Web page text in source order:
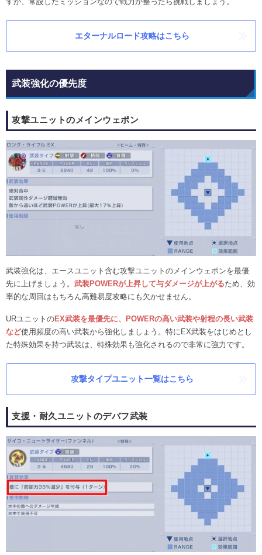
エターナルロード攻略はこちら
武装強化の優先度
攻撃ユニットのメインウェポン
武装強化は、エースユニット含む攻撃ユニットのメインウェポンを最優
先に上げましょう。 武装POWERが上昇して与ダメージが上がるため、効
率的な周回はもちろん高難易度攻略にも欠かせません。
URユニットのEX武装を最優先に、POWERの高い武装や射程の長い武装
など使用頻度の高い武装から強化しましょう。特にEX武装をはじめとし
た特殊効果を持つ武装は、特殊効果も強化されるので非常に強力です。
攻撃タイプユニット一覧はこちら
支援・耐久ユニットのデバフ武装